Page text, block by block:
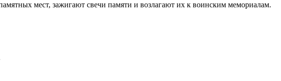
мест, зажигают свечи памяти и возлагают их к воинским мемориалам.